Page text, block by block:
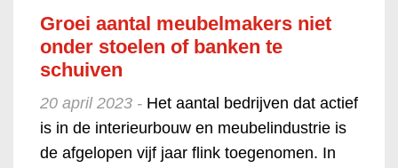
Groei aantal meubelmakers niet
onder stoelen of banken te
schuiven
20 april 2023 - Het aantal bedrijven dat actief
is in de interieurbouw en meubelindustrie is
de afgelopen vijf jaar flink toegenomen. In